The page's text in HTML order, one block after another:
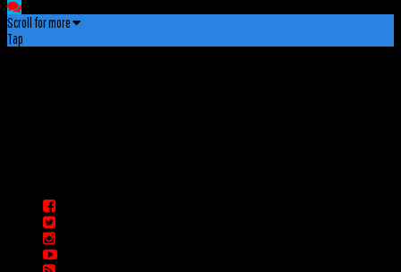
Scroll for more
Tap